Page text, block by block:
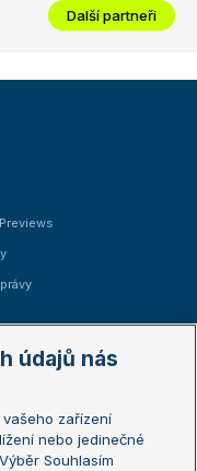
Další partneři
Open
údajů nás
zařízení
nebo jedinečné
Souhlasím